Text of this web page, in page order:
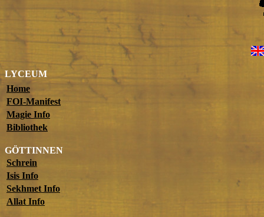
LYCEUM
Home
FOI-Manifest
Magie Info
Bibliothek
GÖTTINNEN
Schrein
Isis Info
Sekhmet Info
Allat Info